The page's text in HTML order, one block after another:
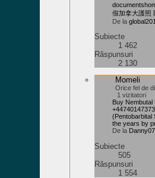
假加拿大護照
De la
Subiecte
1 462
Răspunsuri
2 130
Momeli
Orice fel de
1 vizitatori
Buy Nembutal
(Pentobarbital
the years by
De la Danny07
Subiecte
505
Răspunsuri
1 554